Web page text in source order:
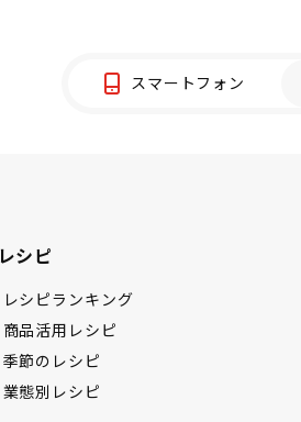
スマートフォン
レシピ
レシピランキング
商品活用レシピ
季節のレシピ
業態別レシピ